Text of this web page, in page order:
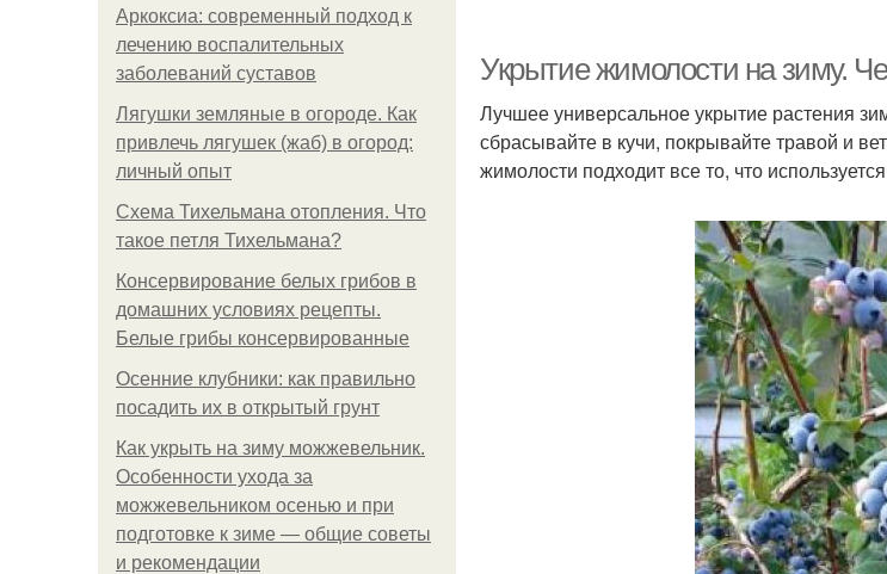
Аркоксиа: современный подход к
лечению воспалительных
заболеваний суставов
Лягушки земляные в огороде. Как
привлечь лягушек (жаб) в огород:
личный опыт
Схема Тихельмана отопления. Что
такое петля Тихельмана?
Консервирование белых грибов в
домашних условиях рецепты.
Белые грибы консервированные
Осенние клубники: как правильно
посадить их в открытый грунт
Как укрыть на зиму можжевельник.
Особенности ухода за
можжевельником осенью и при
подготовке к зиме — общие советы
и рекомендации
Укрытие жимолости на зиму.
Лучшее универсальное укрытие растения
сбрасывайте в кучи, покрывайте травой и
жимолости подходит все то, что